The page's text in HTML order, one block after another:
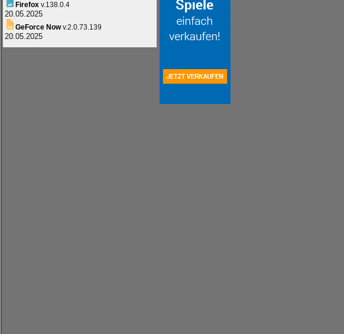
Firefox v.138.0.4
20.05.2025
GeForce Nowv.2.0.73.139
20.05.2025